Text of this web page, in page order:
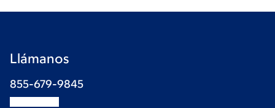
Llámanos
855-679-9845